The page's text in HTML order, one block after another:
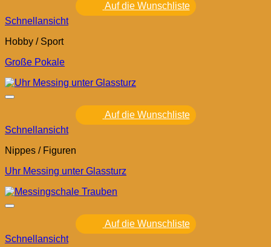
Auf die Wunschliste
Schnellansicht
Hobby / Sport
Große Pokale
Auf die Wunschliste
Schnellansicht
Nippes / Figuren
Uhr Messing unter Glassturz
Auf die Wunschliste
Schnellansicht